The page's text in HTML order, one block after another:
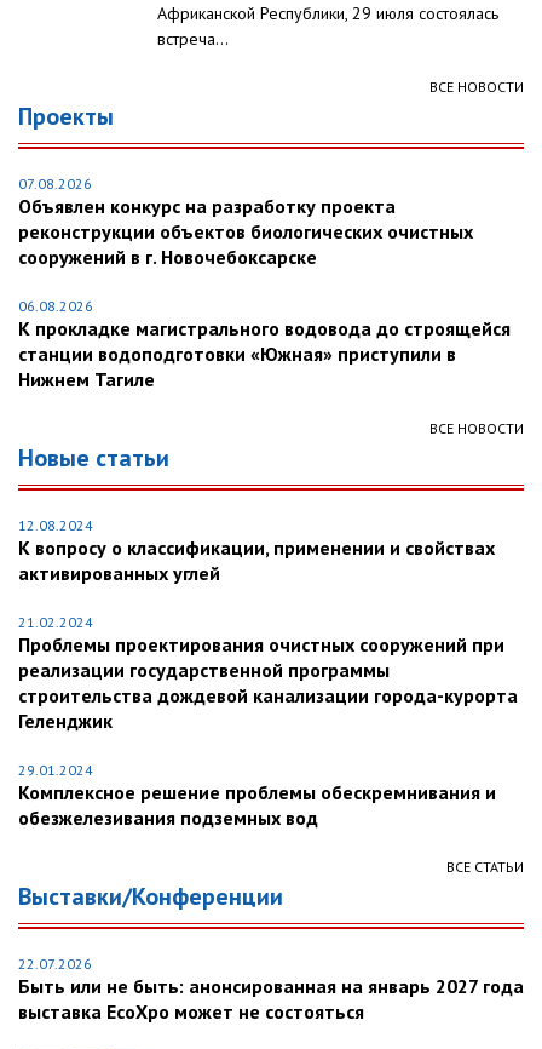
Африканской Республики, 29 июля состоялась
встреча...
ВСЕ НОВОСТИ
Проекты
07.08.2026
Объявлен конкурс на разработку проекта
реконструкции объектов биологических очистных
сооружений в г. Новочебоксарске
06.08.2026
К прокладке магистрального водовода до строящейся
станции водоподготовки «Южная» приступили в
Нижнем Тагиле
ВСЕ НОВОСТИ
Новые статьи
12.08.2024
К вопросу о классификации, применении и свойствах
активированных углей
21.02.2024
Проблемы проектирования очистных сооружений при
реализации государственной программы
строительства дождевой канализации города-курорта
Геленджик
29.01.2024
Комплексное решение проблемы обескремнивания и
обезжелезивания подземных вод
ВСЕ СТАТЬИ
Выставки/Конференции
22.07.2026
Быть или не быть: анонсированная на январь 2027 года
выставка EcoXpo может не состояться